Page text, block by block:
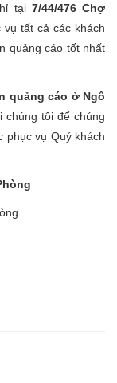
tại 7/44/476 Chợ
vụ tất cả các khách
quảng cáo tốt nhất
quảng cáo ở Ngô
chúng tôi để chúng
phục vụ Quý khách